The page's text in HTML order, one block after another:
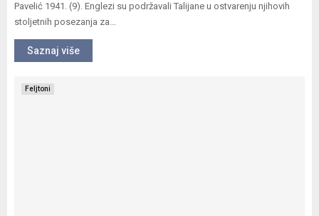
Pavelić 1941. (9). Englezi su podržavali Talijane u ostvarenju njihovih
stoljetnih posezanja za...
Saznaj više
Feljtoni